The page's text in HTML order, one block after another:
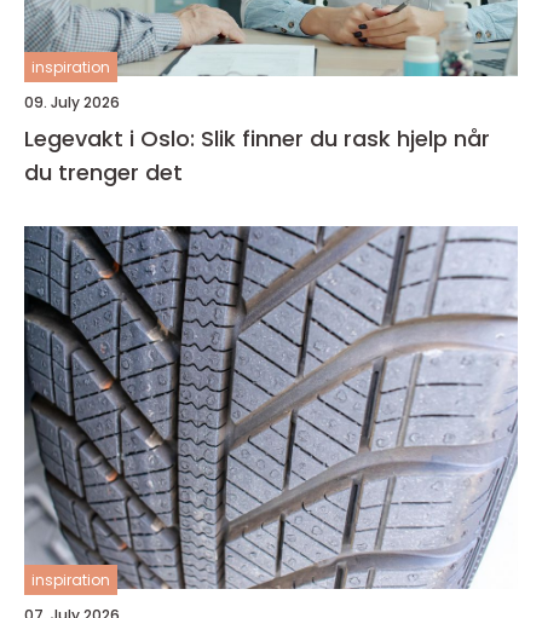
inspiration
09. July 2026
Legevakt i Oslo: Slik finner du rask hjelp når
du trenger det
inspiration